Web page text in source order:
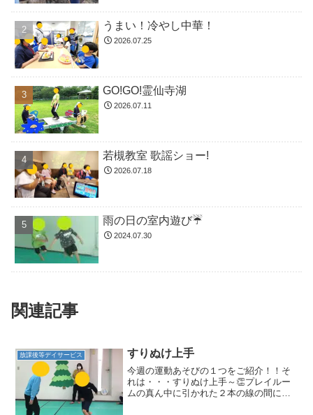
うまい！冷やし中華！
2026.07.25
GO!GO!霊仙寺湖
2026.07.11
若槻教室 歌謡ショー!
2026.07.18
雨の日の室内遊び☔
2024.07.30
関連記事
放課後等デイサービス すりぬけ上手
今週の運動あそびの１つをご紹介！！そ
れは・・・すりぬけ上手～👏プレイルー
ムの真ん中に引かれた２本の線の間に鬼